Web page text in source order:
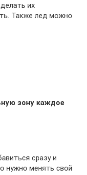
их
Также лед можно
зону каждое
сразу и
нужно менять свой